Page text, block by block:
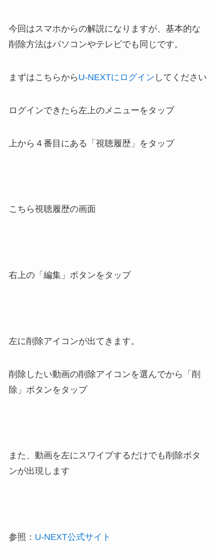
今回はスマホからの解説になりますが、基本的な
削除方法はパソコンやテレビでも同じです。
まずはこちらから U-NEXTにログイン してください
ログインできたら左上のメニューをタップ
上から４番目にある「視聴履歴」をタップ
こちら視聴履歴の画面
右上の「編集」ボタンをタップ
左に削除アイコンが出てきます。
削除したい動画の削除アイコンを選んでから「削
除」ボタンをタップ
また、動画を左にスワイプするだけでも削除ボタ
ンが出現します
参照： U-NEXT公式サイト